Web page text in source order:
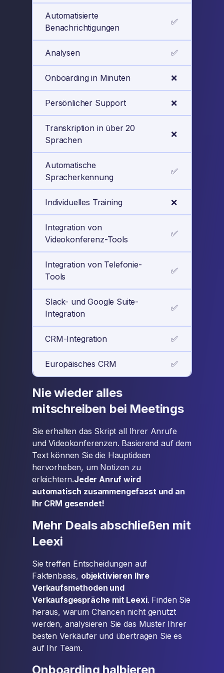
Automatisierte
Benachrichtigungen
✅
Analysen ✅
Onboarding in Minuten ❌
Persönlicher Support ❌
Transkription in über 20
Sprachen
❌
Automatische
Spracherkennung
✅
Individuelles Training ❌
Integration von
Videokonferenz-Tools
✅
Integration von Telefonie-
Tools
✅
Slack- und Google Suite-
Integration
✅
CRM-Integration ✅
Europäisches CRM ✅
Nie wieder alles
mitschreiben bei Meetings
Sie erhalten das Skript all Ihrer Anrufe
und Videokonferenzen. Basierend auf dem
Text können Sie die Hauptideen
hervorheben, um Notizen zu
erleichtern.Jeder Anruf wird
automatisch zusammengefasst und an
Ihr CRM gesendet!
Mehr Deals abschließen mit
Leexi
Sie treffen Entscheidungen auf
Faktenbasis, objektivieren Ihre
Verkaufsmethoden und
Verkaufsgespräche mit Leexi. Finden Sie
heraus, warum Chancen nicht genutzt
werden, analysieren Sie das Muster Ihrer
besten Verkäufer und übertragen Sie es
auf Ihr Team.
Onboarding halbieren